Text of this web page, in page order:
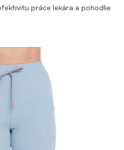
práce lekára a pohodlie